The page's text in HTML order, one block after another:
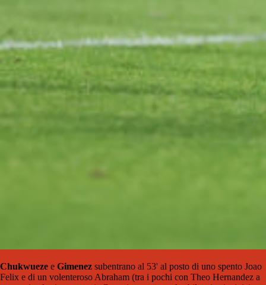
Chukwueze e Gimenez subentrano al 53' al posto di uno spento Joao
Felix e di un volenteroso Abraham (tra i pochi con Theo Hernandez a